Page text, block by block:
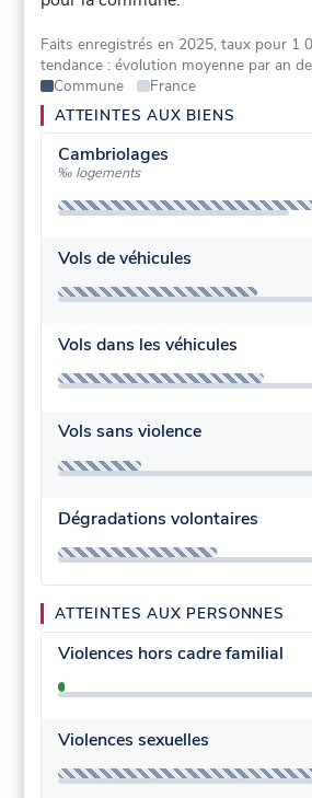
Faits enregistrés en 2025, taux pour 1
tendance : évolution moyenne par an
Commune
France
ATTEINTES AUX BIENS
Cambriolages
‰ logements
Vols de véhicules
Vols dans les véhicules
Vols sans violence
Dégradations volontaires
ATTEINTES AUX PERSONNES
Violences hors cadre familial
Violences sexuelles